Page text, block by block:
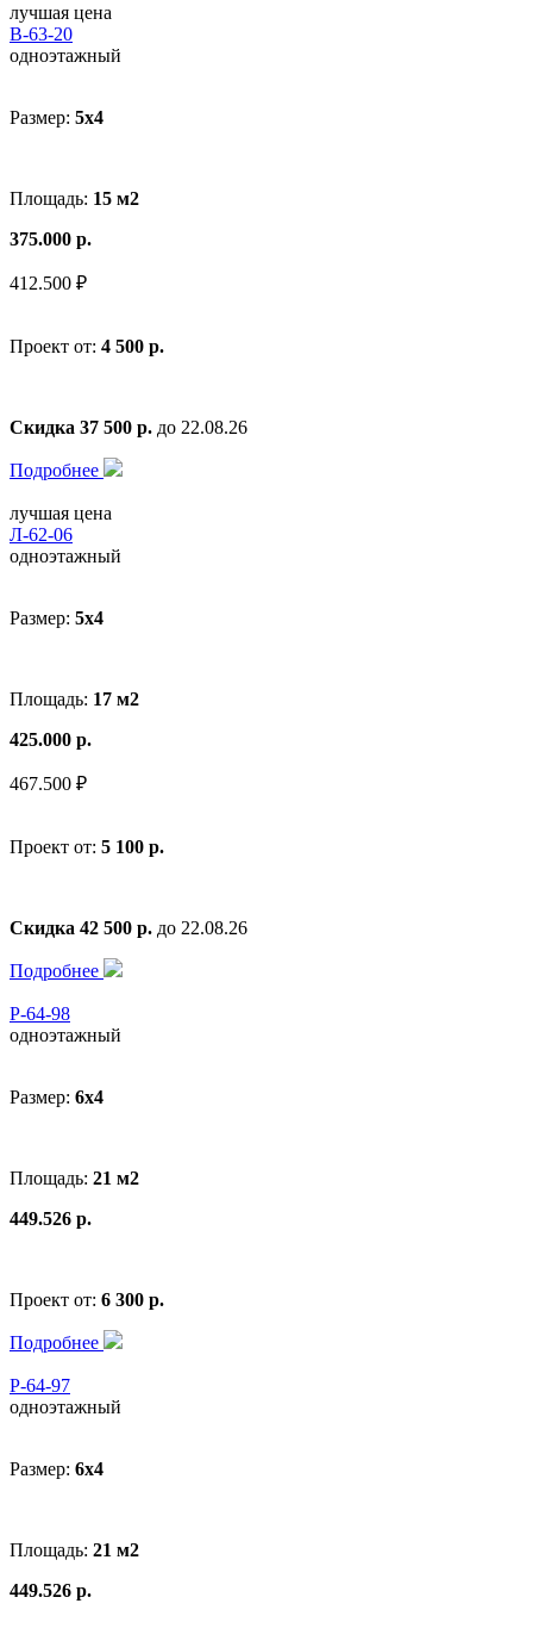
лучшая цена
В-63-20
одноэтажный
Размер: 5x4
Площадь: 15 м2
375.000 р.
412.500 ₽
Проект от: 4 500 р.
Скидка 37 500 р. до 22.08.26
Подробнее
лучшая цена
Л-62-06
одноэтажный
Размер: 5x4
Площадь: 17 м2
425.000 р.
467.500 ₽
Проект от: 5 100 р.
Скидка 42 500 р. до 22.08.26
Подробнее
Р-64-98
одноэтажный
Размер: 6x4
Площадь: 21 м2
449.526 р.
Проект от: 6 300 р.
Подробнее
Р-64-97
одноэтажный
Размер: 6x4
Площадь: 21 м2
449.526 р.